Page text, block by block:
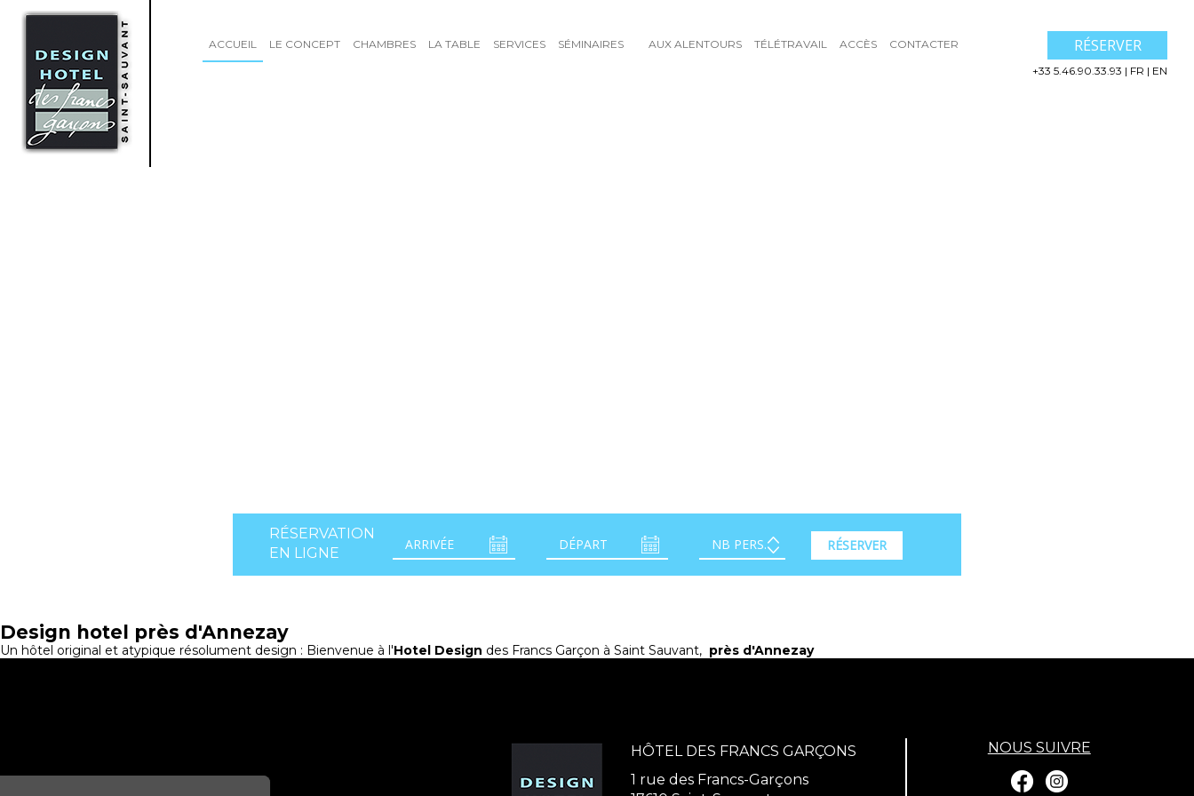
ACCUEIL LE CONCEPT CHAMBRES LA TABLE SERVICES SÉMINAIRES AUX ALENTOURS TÉLÉTRAVAIL ACCÈS CONTACTER RÉSERVER
+33 5.46.90.33.93 | FR | EN
RÉSERVATION
EN LIGNE
RÉSERVER
Design hotel près d'Annezay
Un hôtel original et atypique résolument design : Bienvenue à l'Hotel Design des Francs Garçon à Saint Sauvant, près d'Annezay
HÔTEL DES FRANCS GARÇONS
1 rue des Francs-Garçons
NOUS SUIVRE